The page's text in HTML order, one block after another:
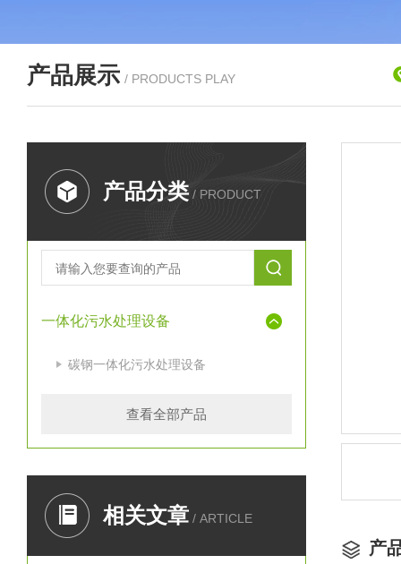
产品展示 / PRODUCTS PLAY
产品分类 / PRODUCT
一体化污水处理设备
碳钢一体化污水处理设备
查看全部产品
相关文章 / ARTICLE
产